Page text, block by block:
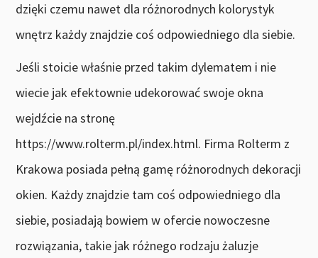
dzięki czemu nawet dla różnorodnych kolorystyk
wnętrz każdy znajdzie coś odpowiedniego dla siebie.
Jeśli stoicie właśnie przed takim dylematem i nie
wiecie jak efektownie udekorować swoje okna
wejdźcie na stronę
https://www.rolterm.pl/index.html. Firma Rolterm z
Krakowa posiada pełną gamę różnorodnych dekoracji
okien. Każdy znajdzie tam coś odpowiedniego dla
siebie, posiadają bowiem w ofercie nowoczesne
rozwiązania, takie jak różnego rodzaju żaluzje